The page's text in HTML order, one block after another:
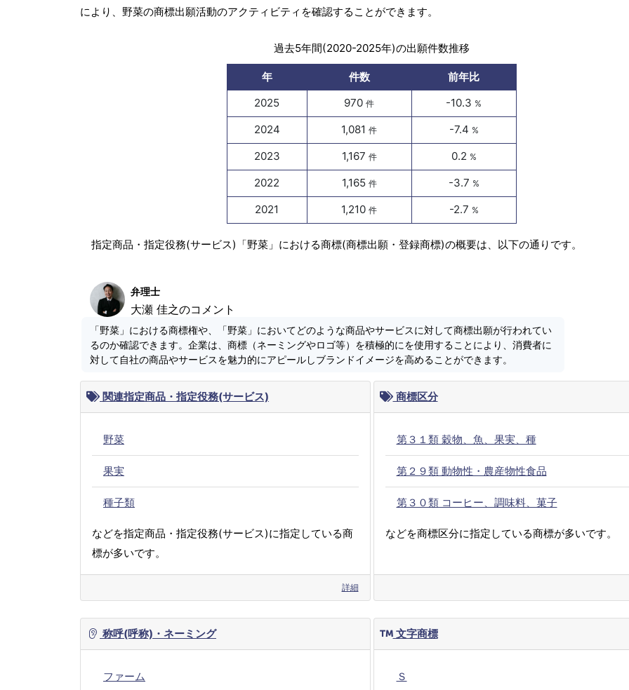
により、野菜の商標出願活動のアクティビティを確認することができます。
過去5年間(2020-2025年)の出願件数推移
年 件数
前年比
2025
970件 -10.3 %
2024 1,081件 -7.4 %
2023 1,167 件 0.2 %
2022 1,165 件 -3.7 %
2021 1,210件 -2.7 %
指定商品・指定役務(サービス)「野菜」における商標(商標出願・登録商標)の概要は、以下の通りです。
弁理士
大瀬 佳之のコメント
「野菜」における商標権や、「野菜」においてどのような商品やサービスに対して商標出願が行われてい
るのか確認できます。企業は、商標（ネーミングやロゴ等）を積極的にを使用することにより、消費者に
対して自社の商品やサービスを魅力的にアピールしブランドイメージを高めることができます。
関連指定商品・指定役務(サービス)
野菜
果実
種子類
などを指定商品・指定役務(サービス)に指定している商
標が多いです。
詳細
商標区分
第３１類 穀物、魚、果実、種
第２９類 動物性・農産物性食品
第３０類 コーヒー、調味料、菓子
などを商標区分に指定している商標が多いです。
称呼(呼称)・ネーミング
ファーム
文字商標
Ｓ